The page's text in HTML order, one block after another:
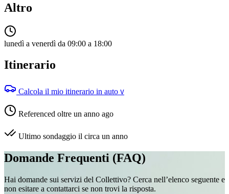
Altro
lunedì a venerdì da 09:00 a 18:00
Itinerario
Calcola il mio itinerario in auto V
Referenced oltre un anno ago
Ultimo sondaggio il circa un anno
Domande Frequenti (FAQ)
Hai domande sui servizi del Collettivo? Cerca nell’elenco seguente e
non esitare a contattarci se non trovi la risposta.